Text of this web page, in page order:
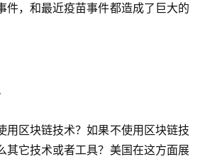
件，和最近疫苗事件都造成了巨大的
用区块链技术？如果不使用区块链技
其它技术或者工具？美国在这方面展